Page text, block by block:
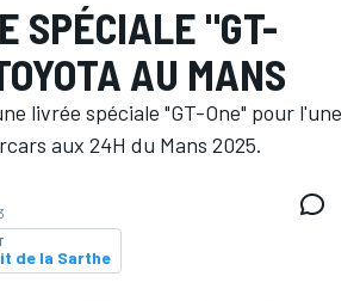
SPÉCIALE "GT-
AU MANS
livrée spéciale "GT-One" pour l'une
aux 24H du Mans 2025.
de la Sarthe